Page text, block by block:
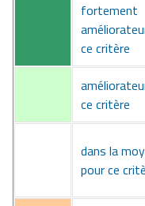
fortement
ce critère
ce critère
dans la
pour ce